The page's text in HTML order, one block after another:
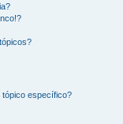
específico?